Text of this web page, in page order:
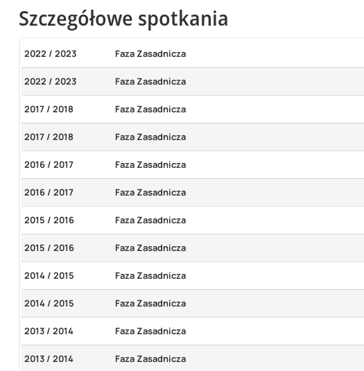
Szczegółowe spotkania
2022 / 2023 Faza Zasadnicza
2022 / 2023 Faza Zasadnicza
2017 / 2018 Faza Zasadnicza
2017 / 2018 Faza Zasadnicza
2016 / 2017 Faza Zasadnicza
2016 / 2017 Faza Zasadnicza
2015 / 2016 Faza Zasadnicza
2015 / 2016 Faza Zasadnicza
2014 / 2015 Faza Zasadnicza
2014 / 2015 Faza Zasadnicza
2013 / 2014 Faza Zasadnicza
2013 / 2014 Faza Zasadnicza